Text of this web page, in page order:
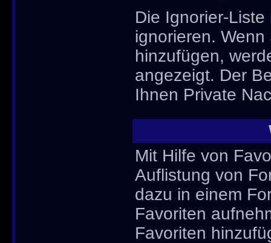
Die Ignorier-
ignorieren.
hinzufügen,
angezeigt. Der
Ihnen Private
Mit Hilfe von
Auflistung von
dazu in einem
Favoriten
Favoriten